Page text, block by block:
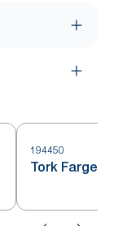
194450
Tork Farget